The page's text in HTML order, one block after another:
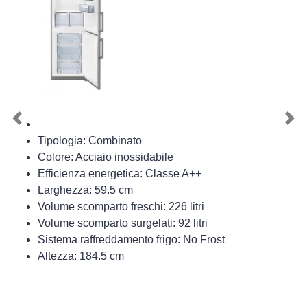
Tipologia: Combinato
Colore: Acciaio inossidabile
Efficienza energetica: Classe A++
Larghezza: 59.5 cm
Volume scomparto freschi: 226 litri
Volume scomparto surgelati: 92 litri
Sistema raffreddamento frigo: No Frost
Altezza: 184.5 cm
Previous